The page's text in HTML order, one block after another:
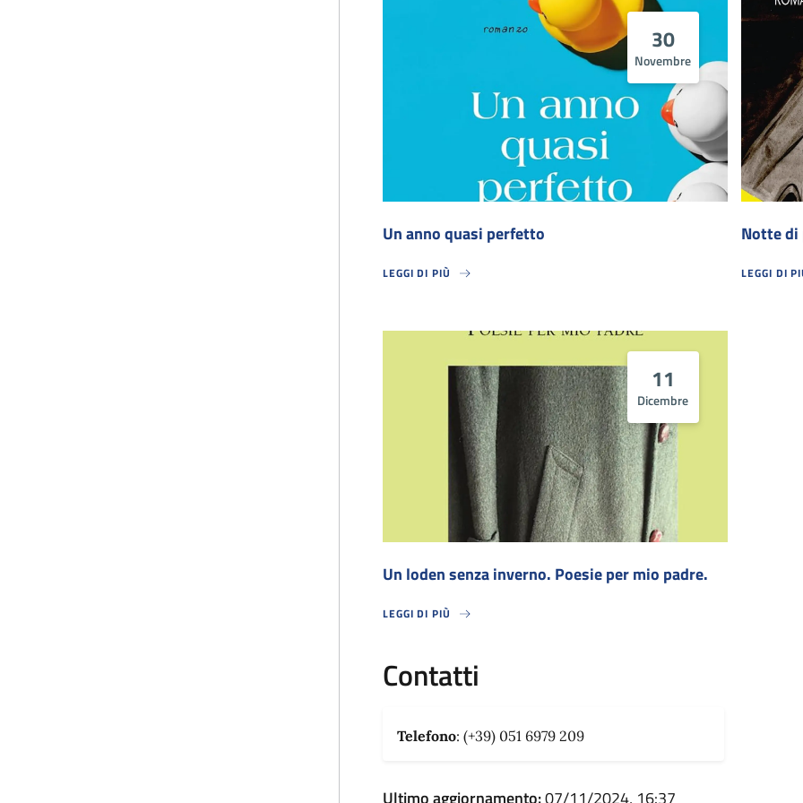
30
Novembre
Un anno quasi perfetto
LEGGI DI PIÙ
UN ANNO QUASI PERFETTO
Notte di
LEGGI DI
NOTTE DI
11
Dicembre
Un loden senza inverno. Poesie per mio padre.
LEGGI DI PIÙ
UN LODEN SENZA INVERNO. POESIE PER MIO PADRE.
Contatti
Telefono: (+39) 051 6979 209
Ultimo aggiornamento:07/11/2024, 16:37